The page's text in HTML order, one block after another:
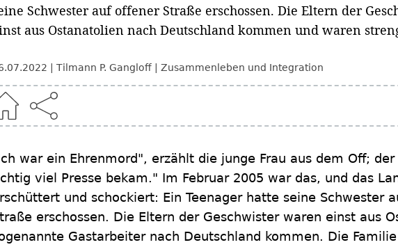
Schwester auf offener Straße erschossen. Die Eltern der
aus Ostanatolien nach Deutschland kommen und waren
Tilmann P. Gangloff Zusammenleben und Integration
war ein Ehrenmord", erzählt die junge Frau aus dem Off;
viel Presse bekam." Im Februar 2005 war das, und das
und schockiert: Ein Teenager hatte seine Schwester
erschossen. Die Eltern der Geschwister waren einst aus
Gastarbeiter nach Deutschland kommen. Die